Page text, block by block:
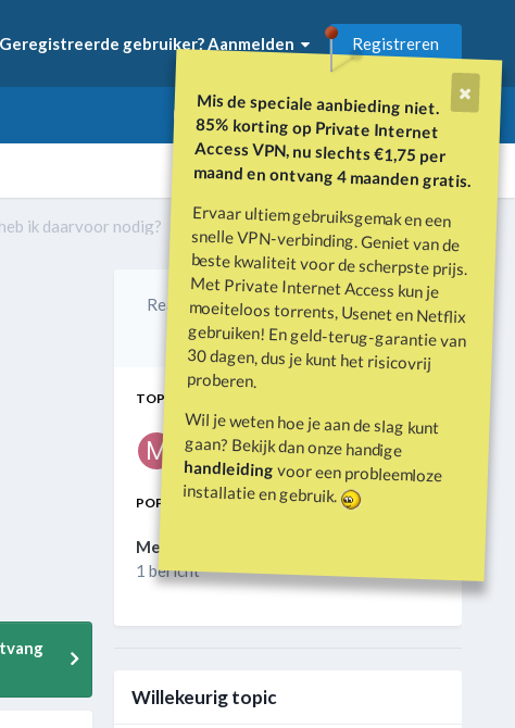
Mis de speciale aanbieding niet.
85% korting op Private Internet
Access VPN, nu slechts €1,75 per
maand en ontvang 4 maanden gratis.
Ervaar ultiem gebruiksgemak en een
snelle VPN-verbinding. Geniet van de
beste kwaliteit voor de scherpste prijs.
Met Private Internet Access kun je
moeiteloos torrents, Usenet en Netflix
gebruiken! En geld-terug-garantie van
30 dagen, dus je kunt het risicovrij
proberen.
Wil je weten hoe je aan de slag kunt
gaan? Bekijk dan onze handige
handleidingvoor een probleemloze
installatie en gebruik.
Geregistreerde gebruiker? Aanmelden Registreren
Alle activiteit
ik daarvoor nodig?
Reacties Gemaakt
Mei 10
Laatste reactie
Mei 10
TOP POSTERS IN DIT TOPIC
mira
1 bericht
POPULAIRE DAGEN
Mei 10 2026
1 bericht
Willekeurig topic